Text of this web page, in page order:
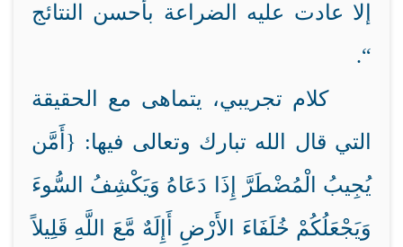
إلا عادت عليه الضراعة بأحسن النتائج
“.
كلام تجريبي، يتماهى مع الحقيقة
التي قال الله تبارك وتعالى فيها: {أَمَّن
يُجِيبُ الْمُضْطَرَّ إِذَا دَعَاهُ وَيَكْشِفُ السُّوءَ
وَيَجْعَلُكُمْ خُلَفَاءَ الأَرْضِ أَإِلَهٌ مَّعَ اللَّهِ قَلِيلاً